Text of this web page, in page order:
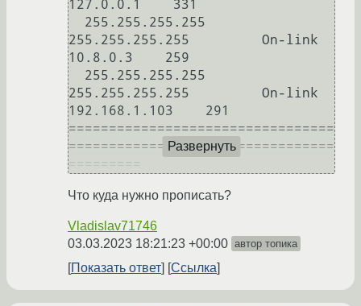
127.0.0.1    331
255.255.255.255         On-link
10.8.0.3    259
255.255.255.255         On-link
192.168.1.103    291
=================================
=================================
Развернуть
Что куда нужно прописать?
Vladislav71746
03.03.2023 18:21:23 +00:00 автор топика
Показать ответ Ссылка